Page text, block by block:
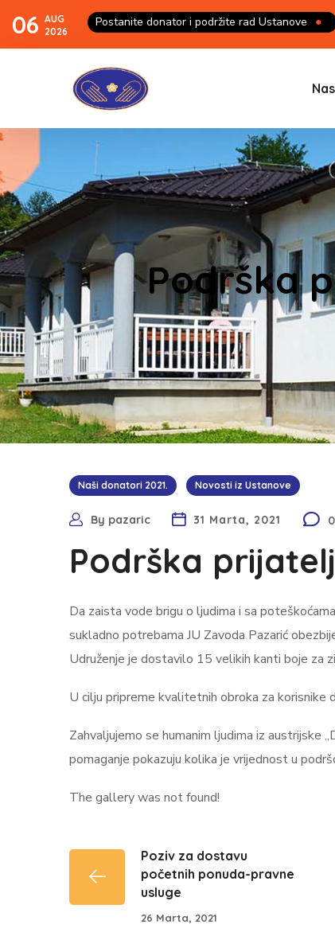
06 AUG
2026
Postanite donator i podržite rad Ustanove ●
Podrška
Naši donatori 2021. Novosti iz Ustanove
By pazaric 31 Marta, 2021
Podrška
Da zaista vode brigu o ljudima i sa
sukladno potrebama JU Zavoda Pazarić
Udruženje je dostavilo 15 velikih kanti boje za
U cilju pripreme kvalitetnih obroka za korisnike
Zahvaljujemo se humanim ljudima iz austrijske
pomaganje pokazuju kolika je vrijednost u
The gallery was not found!
Poziv za dostavu
početnih ponuda-pravne
usluge
26 Marta, 2021